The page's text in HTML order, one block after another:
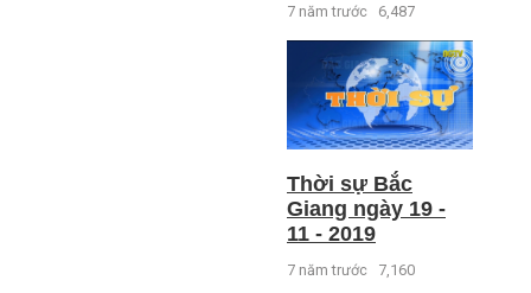
7 năm trước 6,487
Thời sự Bắc
Giang ngày 19 -
11 - 2019
7 năm trước 7,160